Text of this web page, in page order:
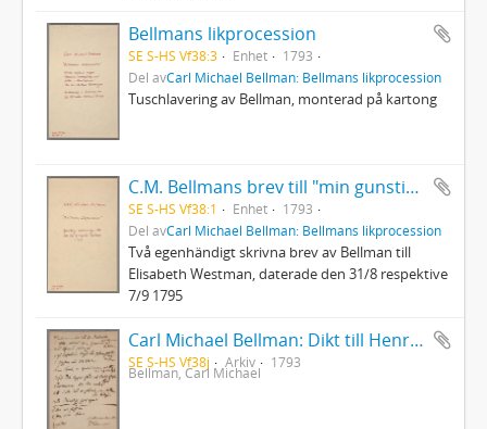
Bellmans likprocession
SE S-HS Vf38:3 Enhet
1793
Del avCarl Michael Bellman: Bellmans likprocession
Tuschlavering av Bellman, monterad på kartong
C.M. Bellmans brev till "min gunstiga Fru"
SE S-HS Vf38:1 Enhet
1793
Del avCarl Michael Bellman: Bellmans likprocession
Två egenhändigt skrivna brev av Bellman till
Elisabeth Westman, daterade den 31/8 respektive
7/9 1795
Carl Michael Bellman: Dikt till Henric Brandel 14/9 1793 - "Hemkommen ädla wän från Barbariets wåda..."
SE S-HS Vf38j Arkiv 1793
Bellman, Carl Michael